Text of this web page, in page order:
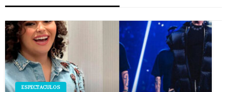
ESPECTACULOS